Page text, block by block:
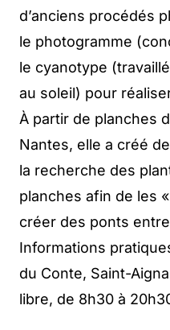
d’anciens procédés
le photogramme
le cyanotype
au soleil) pour
À partir de planches
Nantes, elle a créé
la recherche des
planches afin de les
créer des ponts
Informations
du Conte, Saint-
libre, de 8h30 à